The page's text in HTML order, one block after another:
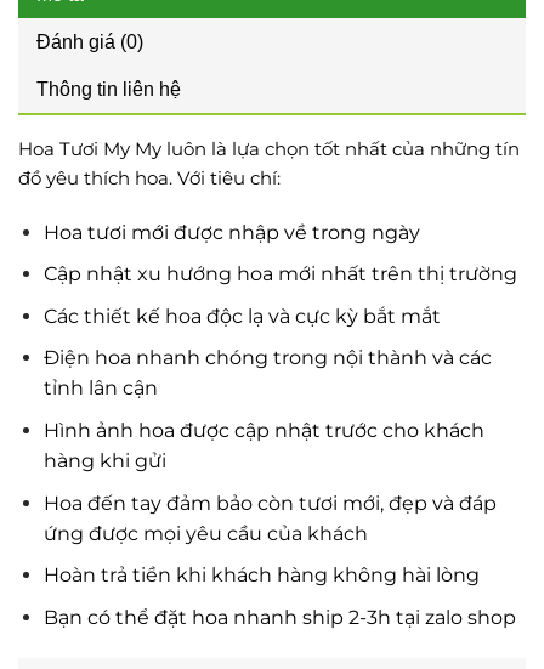
Đánh giá (0)
Thông tin liên hệ
Hoa Tươi My My luôn là lựa chọn tốt nhất của những tín
đồ yêu thích hoa. Với tiêu chí:
Hoa tươi mới được nhập về trong ngày
Cập nhật xu hướng hoa mới nhất trên thị trường
Các thiết kế hoa độc lạ và cực kỳ bắt mắt
Điện hoa nhanh chóng trong nội thành và các
tỉnh lân cận
Hình ảnh hoa được cập nhật trước cho khách
hàng khi gửi
Hoa đến tay đảm bảo còn tươi mới, đẹp và đáp
ứng được mọi yêu cầu của khách
Hoàn trả tiền khi khách hàng không hài lòng
Bạn có thể đặt hoa nhanh ship 2-3h tại zalo shop